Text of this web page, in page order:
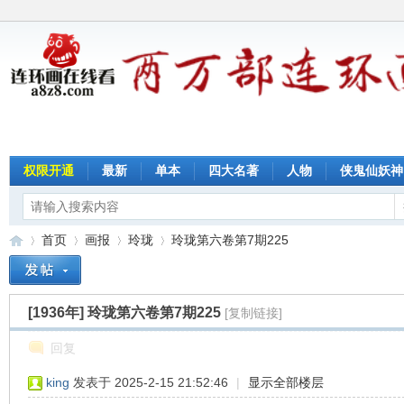
权限开通 最新 单本 四大名著 人物 侠鬼仙妖神
»
首页
›
画报
›
玲珑
›
玲珑第六卷第7期225
[1936年] 玲珑第六卷第7期225 [复制链接]
回复
king 发表于 2025-2-15 21:52:46 | 显示全部楼层